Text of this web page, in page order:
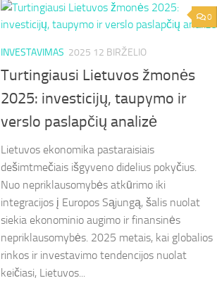
0
INVESTAVIMAS 2025 12 BIRŽELIO
Turtingiausi Lietuvos žmonės
2025: investicijų, taupymo ir
verslo paslapčių analizė
Lietuvos ekonomika pastaraisiais
dešimtmečiais išgyveno didelius pokyčius.
Nuo nepriklausomybės atkūrimo iki
integracijos į Europos Sąjungą, šalis nuolat
siekia ekonominio augimo ir finansinės
nepriklausomybės. 2025 metais, kai globalios
rinkos ir investavimo tendencijos nuolat
keičiasi, Lietuvos...